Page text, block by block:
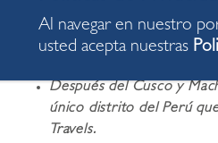
Ministra de Comercio
(MINCETUR), Claudia
Después del Cusco y
único distrito del Perú
Travels.
Al navegar en nuestro
usted acepta nuestras